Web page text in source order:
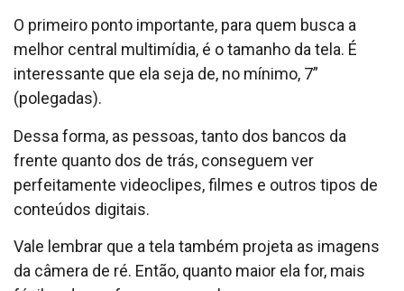
O primeiro ponto importante, para quem busca a
melhor central multimídia, é o tamanho da tela. É
interessante que ela seja de, no mínimo, 7”
(polegadas).
Dessa forma, as pessoas, tanto dos bancos da
frente quanto dos de trás, conseguem ver
perfeitamente videoclipes, filmes e outros tipos de
conteúdos digitais.
Vale lembrar que a tela também projeta as imagens
da câmera de ré. Então, quanto maior ela for, mais